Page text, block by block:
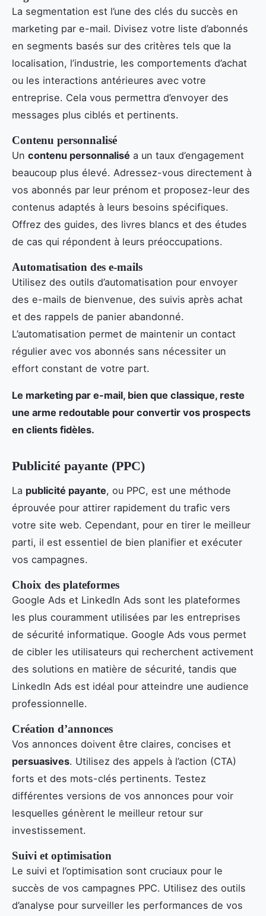
La segmentation est l’une des clés du succès en
marketing par e-mail. Divisez votre liste d’abonnés
en segments basés sur des critères tels que la
localisation, l’industrie, les comportements d’achat
ou les interactions antérieures avec votre
entreprise. Cela vous permettra d’envoyer des
messages plus ciblés et pertinents.
Contenu personnalisé
Un contenu personnalisé a un taux d’engagement
beaucoup plus élevé. Adressez-vous directement à
vos abonnés par leur prénom et proposez-leur des
contenus adaptés à leurs besoins spécifiques.
Offrez des guides, des livres blancs et des études
de cas qui répondent à leurs préoccupations.
Automatisation des e-mails
Utilisez des outils d’automatisation pour envoyer
des e-mails de bienvenue, des suivis après achat
et des rappels de panier abandonné.
L’automatisation permet de maintenir un contact
régulier avec vos abonnés sans nécessiter un
effort constant de votre part.
Le marketing par e-mail, bien que classique, reste
une arme redoutable pour convertir vos prospects
en clients fidèles.
Publicité payante (PPC)
La publicité payante, ou PPC, est une méthode
éprouvée pour attirer rapidement du trafic vers
votre site web. Cependant, pour en tirer le meilleur
parti, il est essentiel de bien planifier et exécuter
vos campagnes.
Choix des plateformes
Google Ads et LinkedIn Ads sont les plateformes
les plus couramment utilisées par les entreprises
de sécurité informatique. Google Ads vous permet
de cibler les utilisateurs qui recherchent activement
des solutions en matière de sécurité, tandis que
LinkedIn Ads est idéal pour atteindre une audience
professionnelle.
Création d’annonces
Vos annonces doivent être claires, concises et
persuasives. Utilisez des appels à l’action (CTA)
forts et des mots-clés pertinents. Testez
différentes versions de vos annonces pour voir
lesquelles génèrent le meilleur retour sur
investissement.
Suivi et optimisation
Le suivi et l’optimisation sont cruciaux pour le
succès de vos campagnes PPC. Utilisez des outils
d’analyse pour surveiller les performances de vos